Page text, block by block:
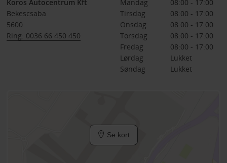
Koros Autocentrum Kft
Bekescsaba
5600
Ring: 0036 66 450 450
Mandag
08:00 - 17:00
Tirsdag
08:00 - 17:00
Onsdag
08:00 - 17:00
Torsdag
08:00 - 17:00
Fredag
08:00 - 17:00
Lørdag
Lukket
Søndag
Lukket
Se kort